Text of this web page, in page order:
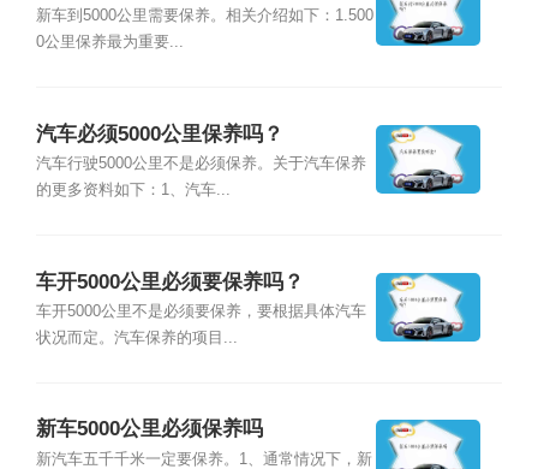
新车到5000公里需要保养。相关介绍如下：1.500
0公里保养最为重要...
汽车必须5000公里保养吗？
汽车行驶5000公里不是必须保养。关于汽车保养
的更多资料如下：1、汽车...
车开5000公里必须要保养吗？
车开5000公里不是必须要保养，要根据具体汽车
状况而定。汽车保养的项目...
新车5000公里必须保养吗
新汽车五千千米一定要保养。1、通常情况下，新